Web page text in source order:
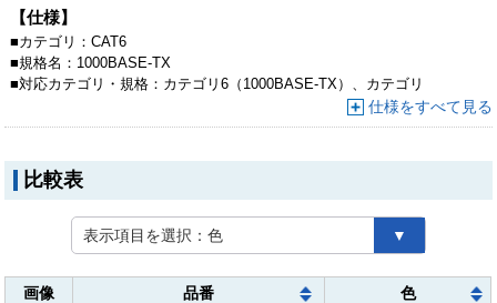
●エンハンスドカテゴリ5の2.5倍の伝送帯域250MHzを実現します。
【仕様】
■カテゴリ：CAT6
■規格名： 1000BASE-TX
■対応カテゴリ・規格： カテゴリ6（1000BASE-TX）、カテゴリ
5e（1000BASE-T）、カテゴリ5（100BASE-TX）、カテゴリ
3（10BASE-T）適合
仕様をすべて見る
比較表
表示項目を選択：色 ▼
画像 品番 色